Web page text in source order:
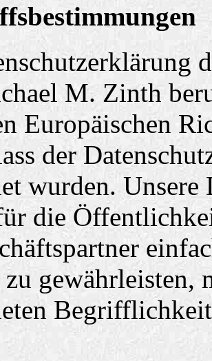
M. Zinth
Europäischen
der
wurden.
die
gewährleisten,